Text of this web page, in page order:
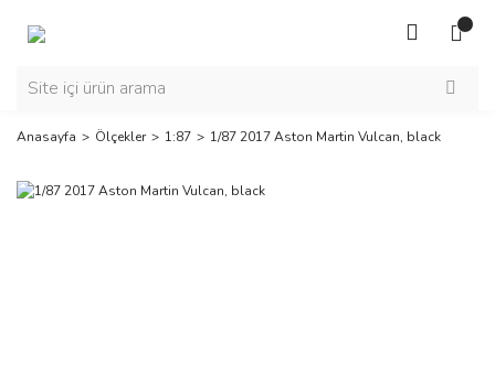
Anasayfa Ölçekler 1:87 1/87 2017 Aston Martin Vulcan, black